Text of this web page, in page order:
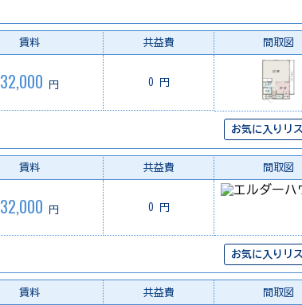
賃料 共益費 間取図
32,000 円 0 円
お気に入りリ
賃料 共益費 間取図
32,000 円 0 円
お気に入りリ
賃料 共益費 間取図